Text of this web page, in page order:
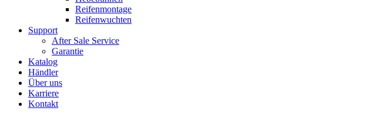
Reifenmontage
Reifenwuchten
Support
After Sale Service
Garantie
Katalog
Händler
Über uns
Karriere
Kontakt